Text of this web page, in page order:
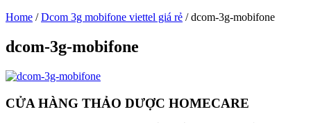
Home / Dcom 3g mobifone viettel giá rẻ / dcom-3g-mobifone
dcom-3g-mobifone
CỬA HÀNG THẢO DƯỢC HOMECARE